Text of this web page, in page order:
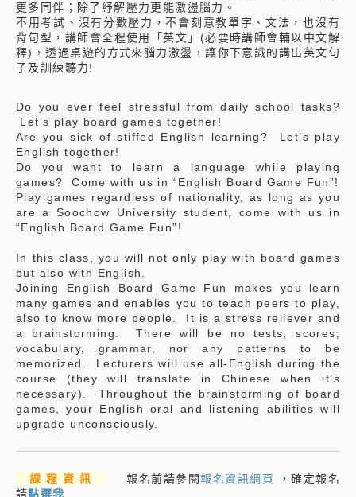
更多同伴；除了紓解壓力更能激盪腦力。
不用考試、沒有分數壓力，不會刻意教單字、文法，也沒有
背句型，講師會全程使用「英文」(必要時講師會輔以中文解
釋)，透過桌遊的方式來腦力激盪，讓你下意識的講出英文句
子及訓練聽力!
Do you ever feel stressful from daily school tasks?
Let’s play board games together!
Are you sick of stiffed English learning? Let’s play
English together!
Do you want to learn a language while playing
games? Come with us in “English Board Game Fun”!
Play games regardless of nationality, as long as you
are a Soochow University student, come with us in
“English Board Game Fun”!
In this class, you will not only play with board games
but also with English.
Joining English Board Game Fun makes you learn
many games and enables you to teach peers to play,
also to know more people. It is a stress reliever and
a brainstorming. There will be no tests, scores,
vocabulary, grammar, nor any patterns to be
memorized. Lecturers will use all-English during the
course (they will translate in Chinese when it’s
necessary). Throughout the brainstorming of board
games, your English oral and listening abilities will
upgrade unconsciously.
課 程 資 訊 報名前請參閱報名資訊網頁
，確定報名
請點選我